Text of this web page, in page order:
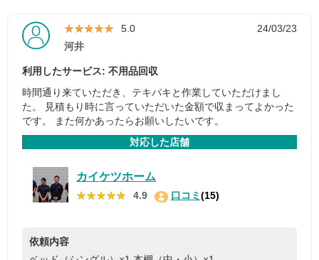
★★★★★
★★★★★ 5.0
24/03/23
河井
利用したサービス: 不用品回収
時間通り来ていただき、テキパキと作業していただけまし
た。 見積もり時に言っていただいた金額で収まってよかった
です。 また何かあったらお願いしたいです。
対応した店舗
カイケツホーム
★★★★★
★★★★★ 4.9 口コミ(15)
依頼内容